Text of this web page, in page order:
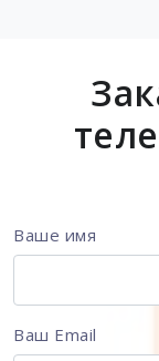
Ваше имя
Ваш Email